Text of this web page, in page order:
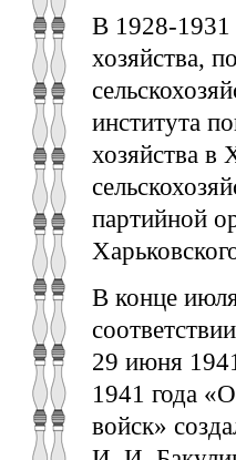
В 1928-1931
хозяйства,
института
хозяйства в
партийной
В конце
29 июня
1941 года
войск»